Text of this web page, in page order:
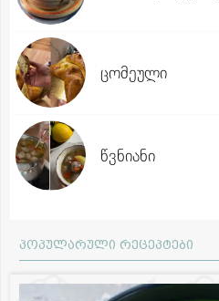
ცომეული
წვნიანი
პოპულარული რეცეპტები